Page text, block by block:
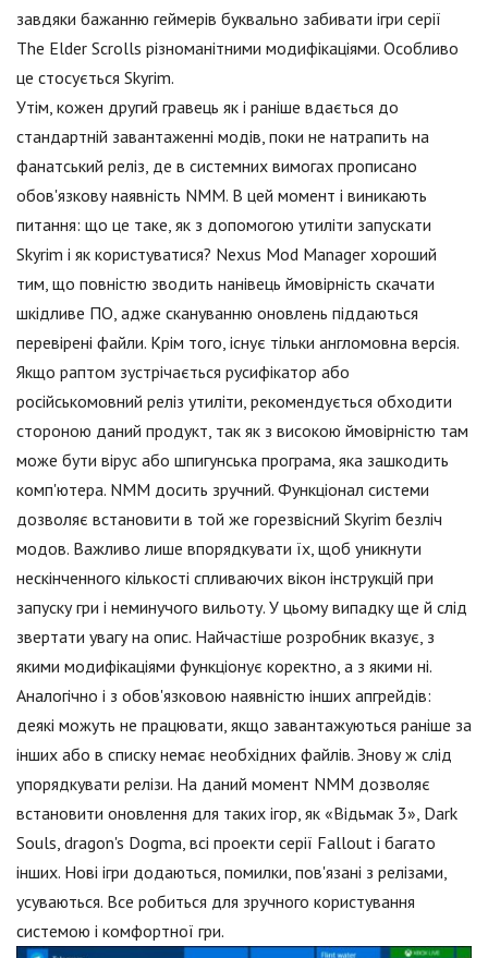
завдяки бажанню геймерів буквально забивати ігри серії
The Elder Scrolls різноманітними модифікаціями. Особливо
це стосується Skyrim.
Утім, кожен другий гравець як і раніше вдається до
стандартній завантаженні модів, поки не натрапить на
фанатський реліз, де в системних вимогах прописано
обов'язкову наявність NMM. В цей момент і виникають
питання: що це таке, як з допомогою утиліти запускати
Skyrim і як користуватися? Nexus Mod Manager хороший
тим, що повністю зводить нанівець ймовірність скачати
шкідливе ПО, адже скануванню оновлень піддаються
перевірені файли. Крім того, існує тільки англомовна версія.
Якщо раптом зустрічається русифікатор або
російськомовний реліз утиліти, рекомендується обходити
стороною даний продукт, так як з високою ймовірністю там
може бути вірус або шпигунська програма, яка зашкодить
комп'ютера. NMM досить зручний. Функціонал системи
дозволяє встановити в той же горезвісний Skyrim безліч
модов. Важливо лише впорядкувати їх, щоб уникнути
нескінченного кількості спливаючих вікон інструкцій при
запуску гри і неминучого вильоту. У цьому випадку ще й слід
звертати увагу на опис. Найчастіше розробник вказує, з
якими модифікаціями функціонує коректно, а з якими ні.
Аналогічно і з обов'язковою наявністю інших апгрейдів:
деякі можуть не працювати, якщо завантажуються раніше за
інших або в списку немає необхідних файлів. Знову ж слід
упорядкувати релізи. На даний момент NMM дозволяє
встановити оновлення для таких ігор, як «Відьмак 3», Dark
Souls, dragon's Dogma, всі проекти серії Fallout і багато
інших. Нові ігри додаються, помилки, пов'язані з релізами,
усуваються. Все робиться для зручного користування
системою і комфортної гри.